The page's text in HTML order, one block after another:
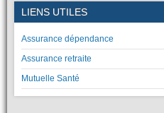
LIENS UTILES
Assurance dépendance
Assurance retraite
Mutuelle Santé